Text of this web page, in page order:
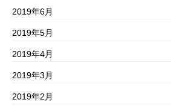
2019年6月
2019年5月
2019年4月
2019年3月
2019年2月